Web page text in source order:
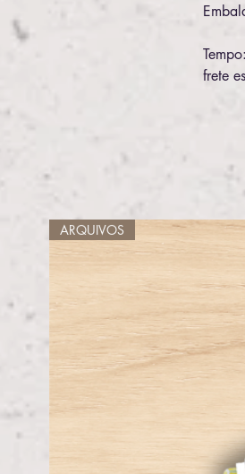
frete
ARQUIVOS